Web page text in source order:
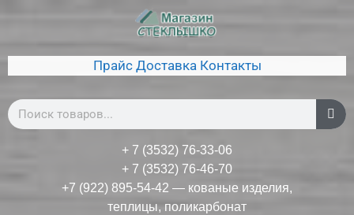
Прайс Доставка Контакты
+ 7 (3532) 76-33-06
+ 7 (3532) 76-46-70
+7 (922) 895-54-42 — кованые изделия,
теплицы, поликарбонат